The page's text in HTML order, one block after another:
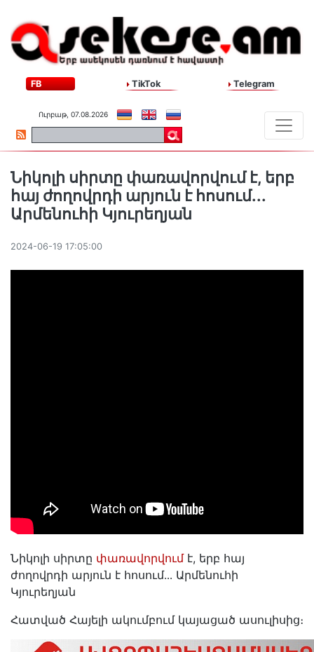
FB TikTok Telegram
Ուրբաթ, 07.08.2026
Նիկոլի սիրտը փառավորվում է, երբ
հայ ժողովրդի արյուն է հոսում․․․
Արմենուհի Կյուրեղյան
2024-06-19 17:05:00
Նիկոլի սիրտը փառավորվում է, երբ հայ
ժողովրդի արյուն է հոսում․․․ Արմենուհի
Կյուրեղյան
Հատված Հայելի ակումբում կայացած ասուլիսից։